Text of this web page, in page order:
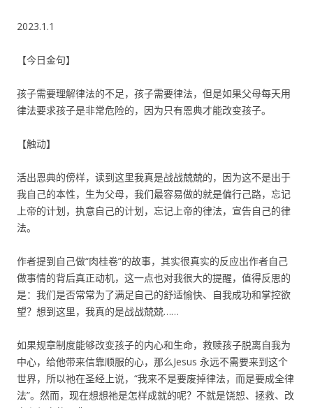
2023.1.1
【今日金句】
孩子需要理解律法的不足，孩子需要律法，但是如果父母每天用
律法要求孩子是非常危险的，因为只有恩典才能改变孩子。
【触动】
活出恩典的傍样，读到这里我真是战战兢兢的，因为这不是出于
我自己的本性，生为父母，我们最容易做的就是偏行己路，忘记
上帝的计划，执意自己的计划，忘记上帝的律法，宣告自己的律
法。
作者提到自己做“肉桂卷”的故事，其实很真实的反应出作者自己
做事情的背后真正动机，这一点也对我很大的提醒，值得反思的
是：我们是否常常为了满足自己的舒适愉快、自我成功和掌控欲
望？想到这里，我真的是战战兢兢……
如果规章制度能够改变孩子的内心和生命，救赎孩子脱离自我为
中心，给他带来信靠顺服的心，那么Jesus 永远不需要来到这个
世界，所以祂在圣经上说，“我来不是要废掉律法，而是要成全律
法”。然而，现在想想祂是怎样成就的呢？不就是饶恕、拯救、改